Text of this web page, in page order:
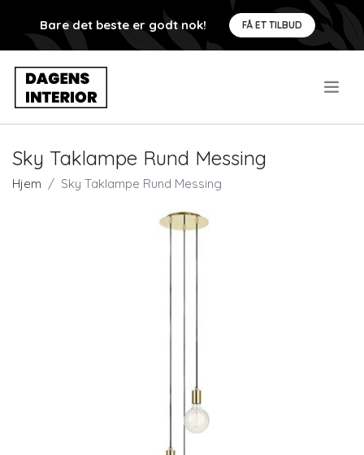
Bare det beste er godt nok! FÅ ET TILBUD
Sky Taklampe Rund Messing
Hjem Sky Taklampe Rund Messing